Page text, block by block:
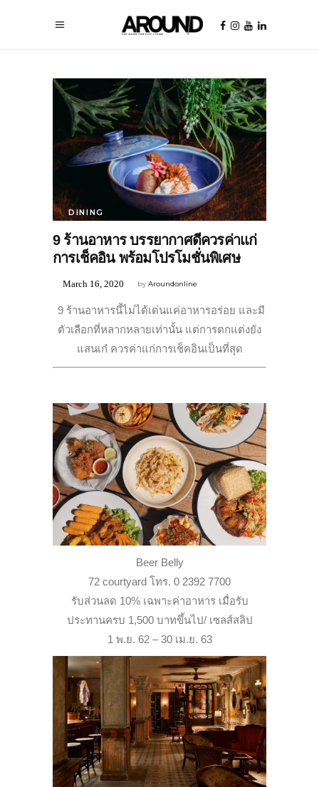
DINING
9 ร้านอาหาร บรรยากาศดีควรค่าแก่
การเช็คอิน พร้อมโปรโมชั่นพิเศษ
byAroundonline
March 16, 2020
9 ร้านอาหารนี้ไม่ได้เด่นแค่อาหารอร่อย และมี
ตัวเลือกที่หลากหลายเท่านั้น แต่การตกแต่งยัง
แสนเก๋ ควรค่าแก่การเช็คอินเป็นที่สุด
Beer Belly
72 courtyard โทร. 0 2392 7700
รับส่วนลด 10% เฉพาะค่าอาหาร เมื่อรับ
ประทานครบ 1,500 บาทขึ้นไป/ เซลส์สลิป
1 พ.ย. 62 – 30 เม.ย. 63